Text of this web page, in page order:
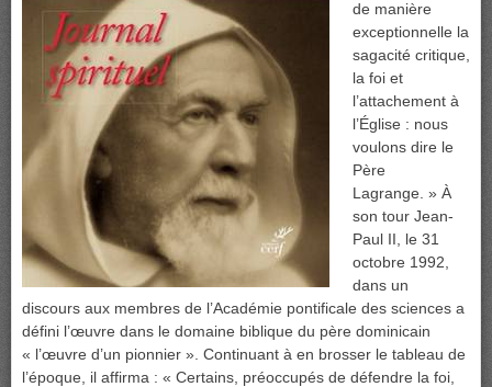
de manière
exceptionnelle la
sagacité critique,
la foi et
l’attachement à
l’Église : nous
voulons dire le
Père
Lagrange. » À
son tour Jean-
Paul II, le 31
octobre 1992,
dans un
discours aux membres de l’Académie pontificale des sciences a
défini l’œuvre dans le domaine biblique du père dominicain
« l’œuvre d’un pionnier ». Continuant à en brosser le tableau de
l’époque, il affirma : « Certains, préoccupés de défendre la foi,